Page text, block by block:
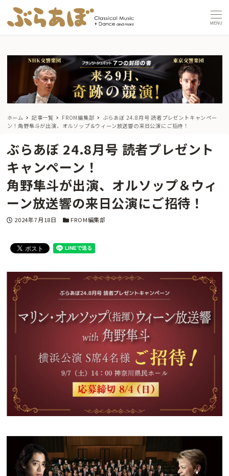
MENU
ホーム 記事一覧 FROM編集部
ぶらあぼ 24.8月号 読者プレゼントキャンペー
ン！角野隼斗が出演、オルソップ＆ウィーン放送響の来日公演にご招待！
ぶらあぼ 24.8月号 読者プレゼント
キャンペーン！
角野隼斗が出演、オルソップ＆ウィ
ーン放送響の来日公演にご招待！
投稿日
2024年7月18日 カテゴリー
FROM編集部